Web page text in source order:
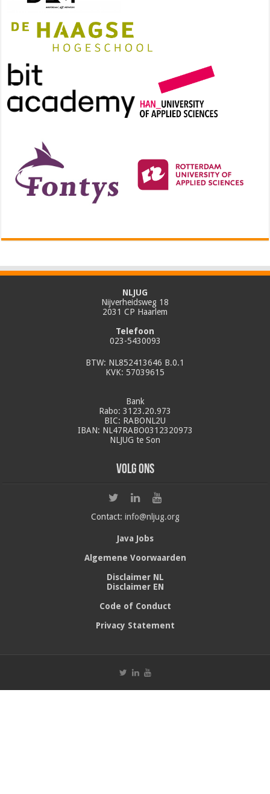
NLJUG
Nijverheidsweg 18
2031 CP Haarlem
Telefoon
023-5430093
BTW: NL852413646 B.0.1
KVK: 57039615
Bank
Rabo: 3123.20.973
BIC: RABONL2U
IBAN: NL47RABO0312320973
NLJUG te Son
Volg ons
Contact: info@nljug.org
Java Jobs
Algemene Voorwaarden
Disclaimer NL
Disclaimer EN
Code of Conduct
Privacy Statement